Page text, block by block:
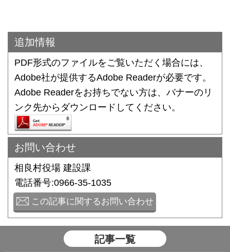
追加情報
PDF形式のファイルをご覧いただく場合には、
Adobe社が提供するAdobe Readerが必要です。
Adobe Readerをお持ちでない方は、バナーのリ
ンク先からダウンロードしてください。
お問い合わせ
相良村役場 建設課
電話番号:0966-35-1035
この記事に関するお問い合わせ
記事一覧